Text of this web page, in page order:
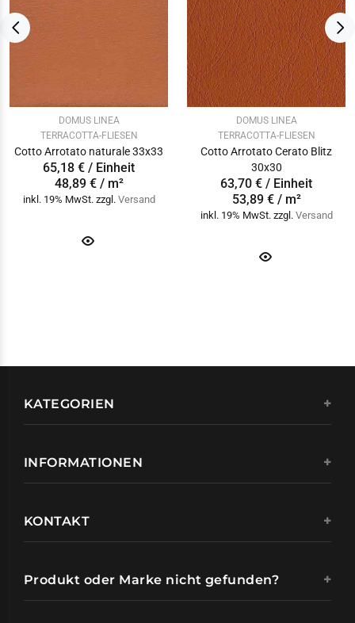
DOMUS LINEA
TERRACOTTA-FLIESEN
Cotto Arrotato naturale 33x33
65,18 € / Einheit
48,89 € / m²
inkl. 19% MwSt. zzgl. Versand
DOMUS LINEA
TERRACOTTA-FLIESEN
Cotto Arrotato Cerato Blitz
30x30
63,70 € / Einheit
53,89 € / m²
inkl. 19% MwSt. zzgl. Versand
KATEGORIEN
INFORMATIONEN
KONTAKT
Produkt oder Marke nicht gefunden?